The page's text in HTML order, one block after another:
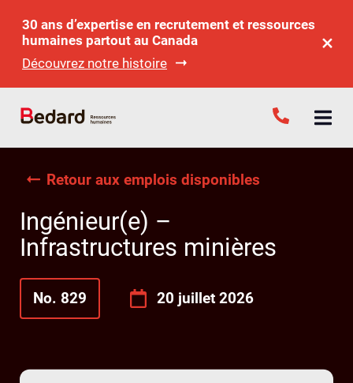
30 ans d’expertise en recrutement et ressources
humaines partout au Canada
Découvrez notre histoire
Retour aux emplois disponibles
Ingénieur(e) –
Infrastructures minières
No. 829 20 juillet 2026